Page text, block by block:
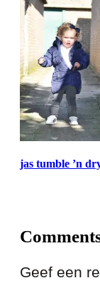
jas tumble ’n
Geef een